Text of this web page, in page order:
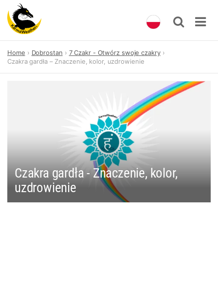
content
Home Dobrostan
7 Czakr - Otwórz swoje czakry
Czakra gardła – Znaczenie, kolor, uzdrowienie
Czakra gardła - Znaczenie, kolor,
uzdrowienie